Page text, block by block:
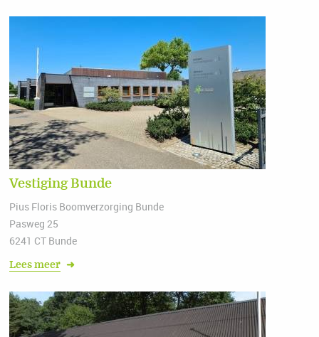
Vestiging Bunde
Pius Floris Boomverzorging Bunde
Pasweg 25
6241 CT Bunde
Lees meer ➜